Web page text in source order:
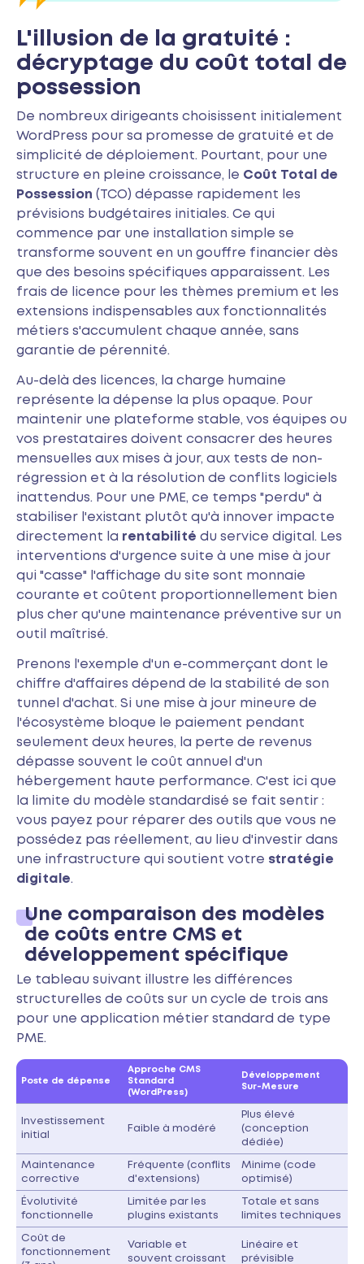
L'illusion de la gratuité :
décryptage du coût total de
possession
De nombreux dirigeants choisissent initialement
WordPress pour sa promesse de gratuité et de
simplicité de déploiement. Pourtant, pour une
structure en pleine croissance, le Coût Total de
Possession (TCO) dépasse rapidement les
prévisions budgétaires initiales. Ce qui
commence par une installation simple se
transforme souvent en un gouffre financier dès
que des besoins spécifiques apparaissent. Les
frais de licence pour les thèmes premium et les
extensions indispensables aux fonctionnalités
métiers s'accumulent chaque année, sans
garantie de pérennité.
Au-delà des licences, la charge humaine
représente la dépense la plus opaque. Pour
maintenir une plateforme stable, vos équipes ou
vos prestataires doivent consacrer des heures
mensuelles aux mises à jour, aux tests de non-
régression et à la résolution de conflits logiciels
inattendus. Pour une PME, ce temps "perdu" à
stabiliser l'existant plutôt qu'à innover impacte
directement la rentabilité du service digital. Les
interventions d'urgence suite à une mise à jour
qui "casse" l'affichage du site sont monnaie
courante et coûtent proportionnellement bien
plus cher qu'une maintenance préventive sur un
outil maîtrisé.
Prenons l'exemple d'un e-commerçant dont le
chiffre d'affaires dépend de la stabilité de son
tunnel d'achat. Si une mise à jour mineure de
l'écosystème bloque le paiement pendant
seulement deux heures, la perte de revenus
dépasse souvent le coût annuel d'un
hébergement haute performance. C'est ici que
la limite du modèle standardisé se fait sentir :
vous payez pour réparer des outils que vous ne
possédez pas réellement, au lieu d'investir dans
une infrastructure qui soutient votre stratégie
digitale.
Une comparaison des modèles
de coûts entre CMS et
développement spécifique
Le tableau suivant illustre les différences
structurelles de coûts sur un cycle de trois ans
pour une application métier standard de type
PME.
Poste de dépense
Approche CMS
Standard
(WordPress)
Développement
Sur-Mesure
Investissement
initial
Faible à modéré
Plus élevé
(conception
dédiée)
Maintenance
corrective
Fréquente (conflits
d'extensions)
Minime (code
optimisé)
Évolutivité
fonctionnelle
Limitée par les
plugins existants
Totale et sans
limites techniques
Coût de
fonctionnement
Variable et
souvent croissant
Linéaire et
prévisible